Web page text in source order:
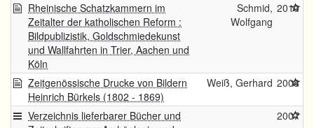
Rheinische Schatzkammern im
Zeitalter der katholischen Reform :
Bildpublizistik, Goldschmiedekunst
und Wallfahrten in Trier, Aachen und
Köln
Schmid,
Wolfgang
2010
Zeitgenössische Drucke von Bildern
Heinrich Bürkels (1802 - 1869)
Weiß, Gerhard 2008
Verzeichnis lieferbarer Bücher und
2007